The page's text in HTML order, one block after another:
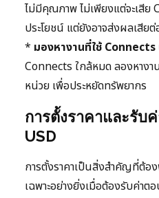
ไม่มีคุณภาพ ไม่เพียงแต่จะเสีย
ประโยชน์ แต่ยังอาจส่งผลเสีย
* มองหางานที่ใช้
Connects ใกล้หมด ลองหาง
หน่วย เพื่อประหยัดทรัพยากร
การตั้งราคาและรับ
USD
การตั้งราคาเป็นสิ่งสำคัญที่ต้อ
เฉพาะอย่างยิ่งเมื่อต้องรับค่า